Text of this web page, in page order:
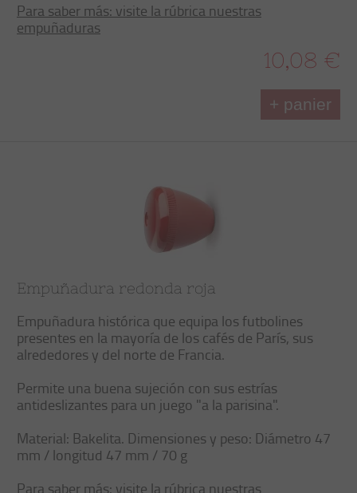
Para saber más: visite la rúbrica nuestras
empuñaduras
10,08 €
+ panier
Empuñadura redonda roja
Empuñadura histórica que equipa los futbolines
presentes en la mayoría de los cafés de París, sus
alrededores y del norte de Francia.
Permite una buena sujeción con sus estrías
antideslizantes para un juego "a la parisina".
Material: Bakelita. Dimensiones y peso: Diámetro 47
mm / longitud 47 mm / 70 g
Para saber más: visite la rúbrica nuestras